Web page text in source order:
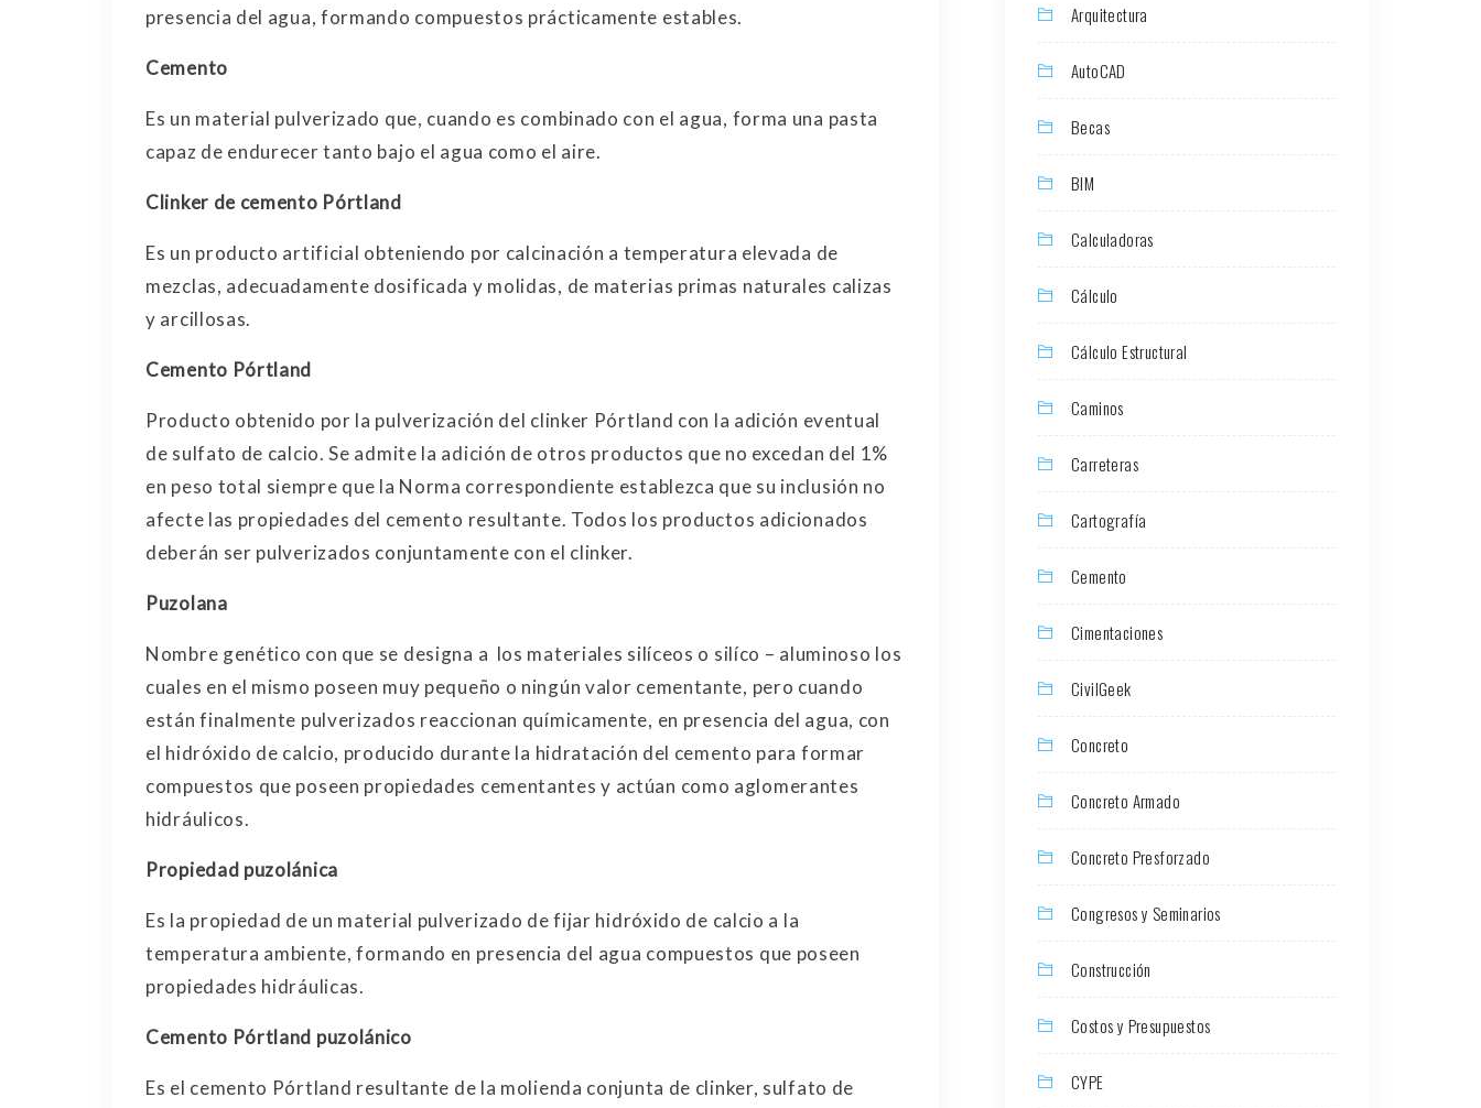
presencia del agua, formando compuestos prácticamente estables.
Cemento
Es un material pulverizado que, cuando es combinado con el agua, forma una pasta
capaz de endurecer tanto bajo el agua como el aire.
Clinker de cemento Pórtland
Es un producto artificial obteniendo por calcinación a temperatura elevada de
mezclas, adecuadamente dosificada y molidas, de materias primas naturales calizas
y arcillosas.
Cemento Pórtland
Producto obtenido por la pulverización del clinker Pórtland con la adición eventual
de sulfato de calcio. Se admite la adición de otros productos que no excedan del 1%
en peso total siempre que la Norma correspondiente establezca que su inclusión no
afecte las propiedades del cemento resultante. Todos los productos adicionados
deberán ser pulverizados conjuntamente con el clinker.
Puzolana
Nombre genético con que se designa a los materiales silíceos o silíco – aluminoso los
cuales en el mismo poseen muy pequeño o ningún valor cementante, pero cuando
están finalmente pulverizados reaccionan químicamente, en presencia del agua, con
el hidróxido de calcio, producido durante la hidratación del cemento para formar
compuestos que poseen propiedades cementantes y actúan como aglomerantes
hidráulicos.
Propiedad puzolánica
Es la propiedad de un material pulverizado de fijar hidróxido de calcio a la
temperatura ambiente, formando en presencia del agua compuestos que poseen
propiedades hidráulicas.
Cemento Pórtland puzolánico
Es el cemento Pórtland resultante de la molienda conjunta de clinker, sulfato de
Arquitectura
AutoCAD
Becas
BIM
Calculadoras
Cálculo
Cálculo Estructural
Caminos
Carreteras
Cartografía
Cemento
Cimentaciones
CivilGeek
Concreto
Concreto Armado
Concreto Presforzado
Congresos y Seminarios
Construcción
Costos y Presupuestos
CYPE